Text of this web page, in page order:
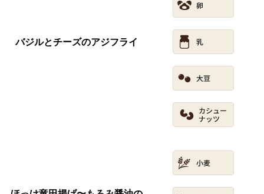
バジルとチーズのアジフライ